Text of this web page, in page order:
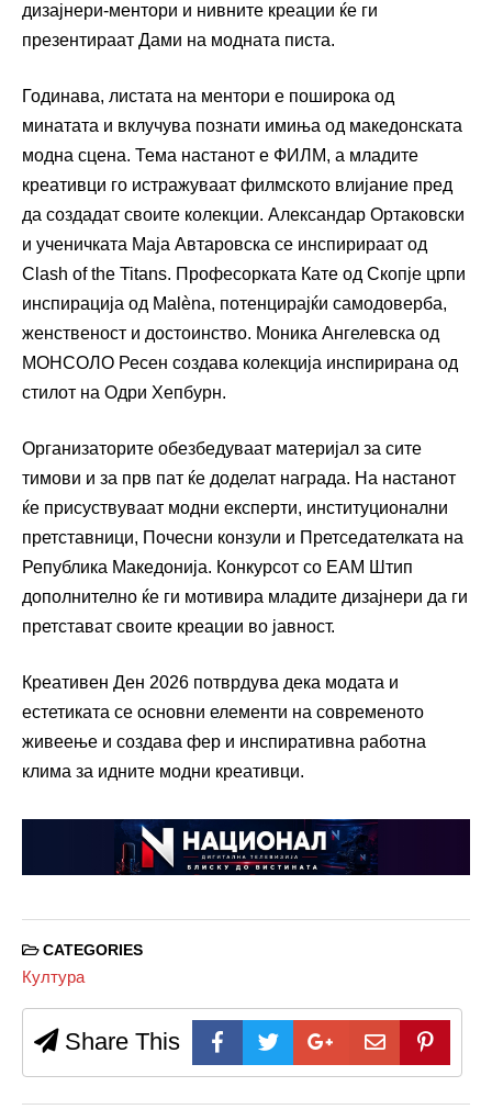
дизајнери-ментори и нивните креации ќе ги
презентираат Дами на модната писта.
Годинава, листата на ментори е поширока од
минатата и вклучува познати имиња од македонската
модна сцена. Тема настанот е ФИЛМ, а младите
креативци го истражуваат филмското влијание пред
да создадат своите колекции. Александар Ортаковски
и ученичката Маја Автаровска се инспирираат од
Clash of the Titans. Професорката Кате од Скопје црпи
инспирација од Malèna, потенцирајќи самодоверба,
женственост и достоинство. Моника Ангелевска од
МОНСОЛО Ресен создава колекција инспирирана од
стилот на Одри Хепбурн.
Организаторите обезбедуваат материјал за сите
тимови и за прв пат ќе доделат награда. На настанот
ќе присуствуваат модни експерти, институционални
претставници, Почесни конзули и Претседателката на
Република Македонија. Конкурсот со ЕАМ Штип
дополнително ќе ги мотивира младите дизајнери да ги
претстават своите креации во јавност.
Креативен Ден 2026 потврдува дека модата и
естетиката се основни елементи на современото
живеење и создава фер и инспиративна работна
клима за идните модни креативци.
CATEGORIES
Култура
Share This